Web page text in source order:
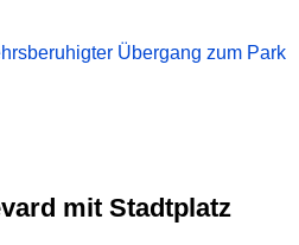
Übergang zum Park
mit Stadtplatz